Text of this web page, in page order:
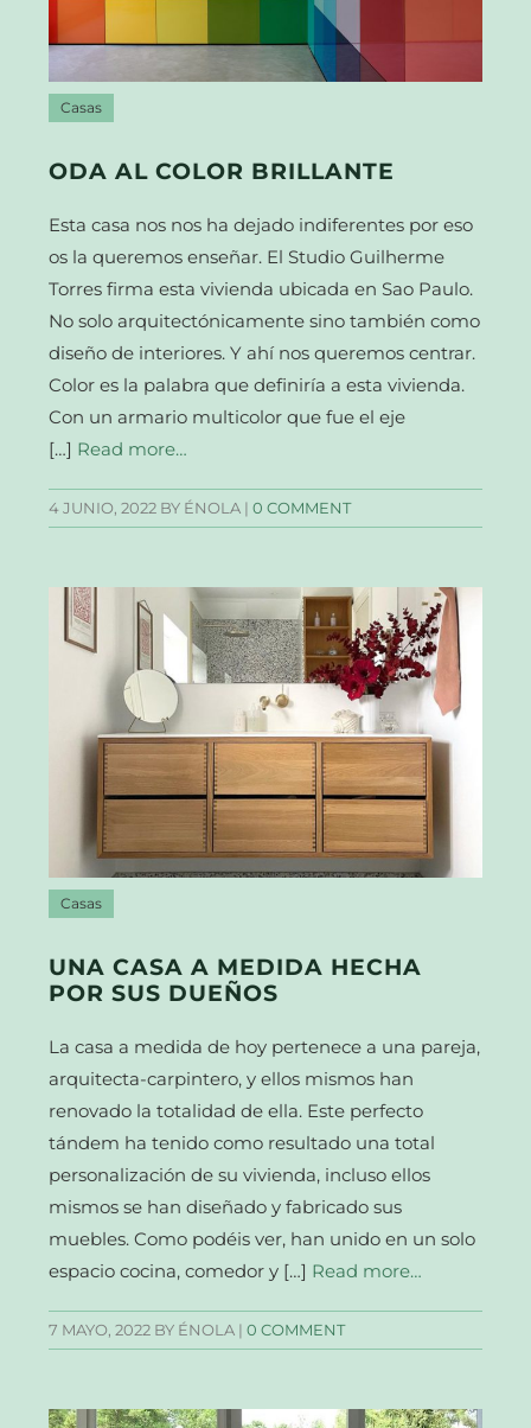
Casas
ODA AL COLOR BRILLANTE
Esta casa nos nos ha dejado indiferentes por eso
os la queremos enseñar. El Studio Guilherme
Torres firma esta vivienda ubicada en Sao Paulo.
No solo arquitectónicamente sino también como
diseño de interiores. Y ahí nos queremos centrar.
Color es la palabra que definiría a esta vivienda.
Con un armario multicolor que fue el eje
[…] Read more…
4 JUNIO, 2022 BY ÉNOLA |0 COMMENT
Casas
UNA CASA A MEDIDA HECHA
POR SUS DUEÑOS
La casa a medida de hoy pertenece a una pareja,
arquitecta-carpintero, y ellos mismos han
renovado la totalidad de ella. Este perfecto
tándem ha tenido como resultado una total
personalización de su vivienda, incluso ellos
mismos se han diseñado y fabricado sus
muebles. Como podéis ver, han unido en un solo
espacio cocina, comedor y […] Read more…
7 MAYO, 2022 BY ÉNOLA |0 COMMENT